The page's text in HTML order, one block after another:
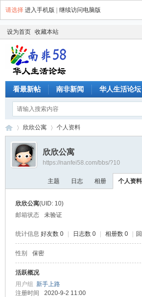
请选择 进入手机版 继续访问电脑版
设为首页 收藏本站
看最新帖 南非新闻 华人生活论坛
›
欣欣公寓 个人资料
欣欣公寓
https://nanfei58.com/bbs/?10
主题 日志 相册 个人资料
欣欣公寓(UID: 10)
邮箱状态
未验证
统计信息 好友数 0 日志数 0 相册数 0
性别 保密
活跃概况
用户组 新手上路
注册时间
2020-9-2 11:00